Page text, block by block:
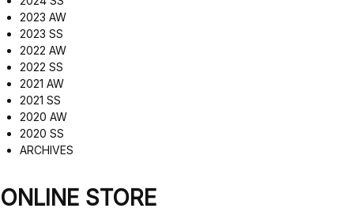
2023 AW
2023 SS
2022 AW
2022 SS
2021 AW
2021 SS
2020 AW
2020 SS
ARCHIVES
ONLINE STORE